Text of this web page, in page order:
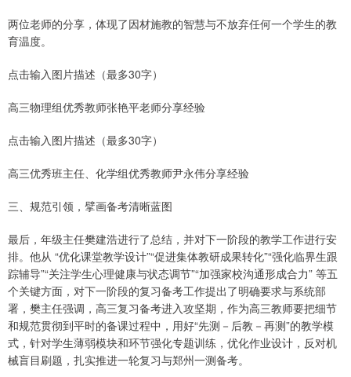
两位老师的分享，体现了因材施教的智慧与不放弃任何一个学生的教
育温度。
点击输入图片描述（最多30字）
高三物理组优秀教师张艳平老师分享经验
点击输入图片描述（最多30字）
高三优秀班主任、化学组优秀教师尹永伟分享经验
三、规范引领，擘画备考清晰蓝图
最后，年级主任樊建浩进行了总结，并对下一阶段的教学工作进行安
排。他从 “优化课堂教学设计”“促进集体教研成果转化”“强化临界生跟
踪辅导”“关注学生心理健康与状态调节”“加强家校沟通形成合力” 等五
个关键方面，对下一阶段的复习备考工作提出了明确要求与系统部
署，樊主任强调，高三复习备考进入攻坚期，作为高三教师要把细节
和规范贯彻到平时的备课过程中，用好“先测－后教－再测”的教学模
式，针对学生薄弱模块和环节强化专题训练，优化作业设计，反对机
械盲目刷题，扎实推进一轮复习与郑州一测备考。